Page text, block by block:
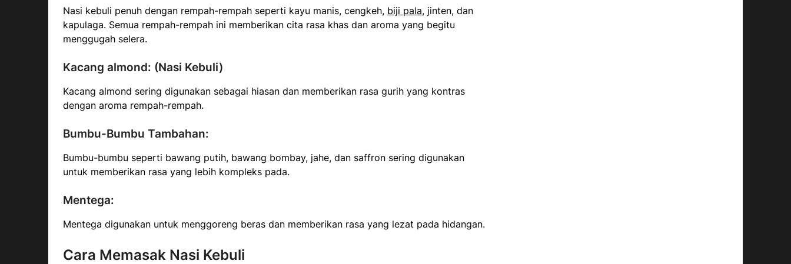
Nasi kebuli penuh dengan rempah-rempah seperti kayu manis, cengkeh, biji pala, jinten, dan
kapulaga. Semua rempah-rempah ini memberikan cita rasa khas dan aroma yang begitu
menggugah selera.
Kacang almond: (Nasi Kebuli)
Kacang almond sering digunakan sebagai hiasan dan memberikan rasa gurih yang kontras
dengan aroma rempah-rempah.
Bumbu-Bumbu Tambahan:
Bumbu-bumbu seperti bawang putih, bawang bombay, jahe, dan saffron sering digunakan
untuk memberikan rasa yang lebih kompleks pada.
Mentega:
Mentega digunakan untuk menggoreng beras dan memberikan rasa yang lezat pada hidangan.
Cara Memasak Nasi Kebuli